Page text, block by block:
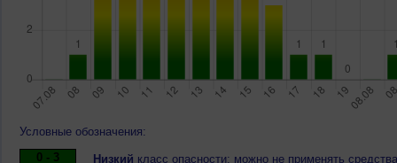
Условные обозначения:
0 - 3
Низкий класс опасности: можно не применять